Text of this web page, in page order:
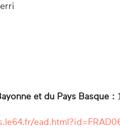
et du Pays Basque :